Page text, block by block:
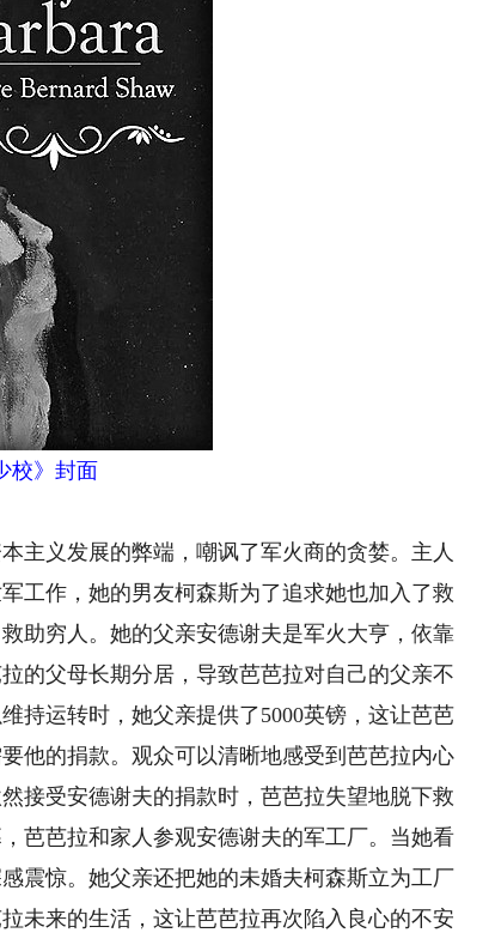
校》封面
义发展的弊端，嘲讽了军火商的贪婪。主人
工作，她的男友柯森斯为了追求她也加入了救
助穷人。她的父亲安德谢夫是军火大亨，依靠
的父母长期分居，导致芭芭拉对自己的父亲不
持运转时，她父亲提供了5000英镑，这让芭芭
他的捐款。观众可以清晰地感受到芭芭拉内心
接受安德谢夫的捐款时，芭芭拉失望地脱下救
芭芭拉和家人参观安德谢夫的军工厂。当她看
震惊。她父亲还把她的未婚夫柯森斯立为工厂
未来的生活，这让芭芭拉再次陷入良心的不安